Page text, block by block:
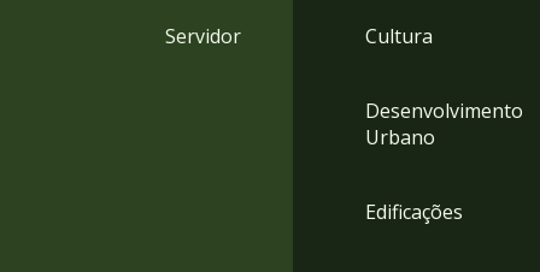
Servidor Cultura
Desenvolvimento
Urbano
Edificações